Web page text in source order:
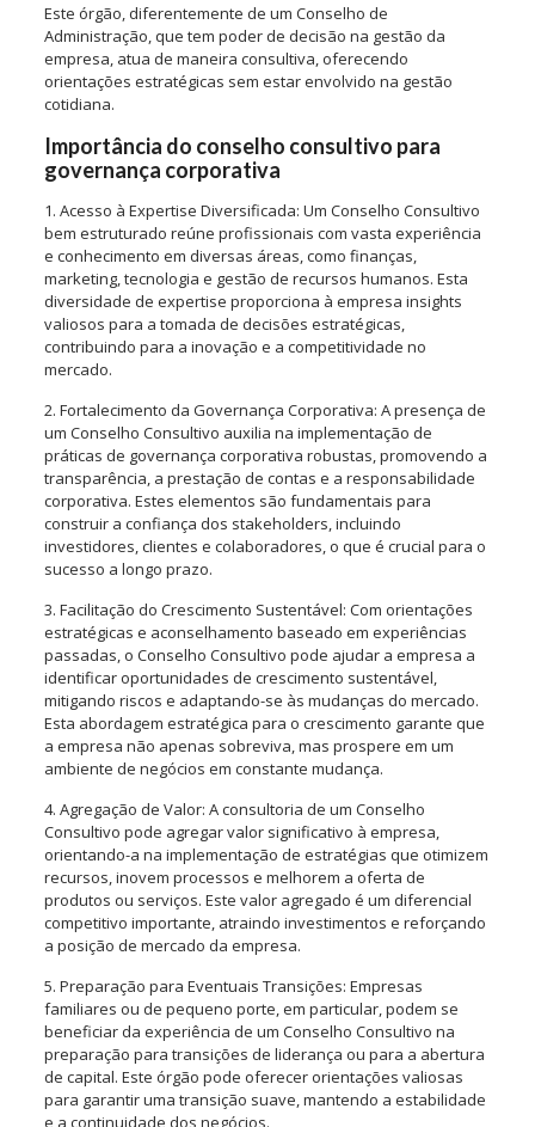
Este órgão, diferentemente de um Conselho de
Administração, que tem poder de decisão na gestão da
empresa, atua de maneira consultiva, oferecendo
orientações estratégicas sem estar envolvido na gestão
cotidiana.
Importância do conselho consultivo para
governança corporativa
1. Acesso à Expertise Diversificada: Um Conselho Consultivo
bem estruturado reúne profissionais com vasta experiência
e conhecimento em diversas áreas, como finanças,
marketing, tecnologia e gestão de recursos humanos. Esta
diversidade de expertise proporciona à empresa insights
valiosos para a tomada de decisões estratégicas,
contribuindo para a inovação e a competitividade no
mercado.
2. Fortalecimento da Governança Corporativa: A presença de
um Conselho Consultivo auxilia na implementação de
práticas de governança corporativa robustas, promovendo a
transparência, a prestação de contas e a responsabilidade
corporativa. Estes elementos são fundamentais para
construir a confiança dos stakeholders, incluindo
investidores, clientes e colaboradores, o que é crucial para o
sucesso a longo prazo.
3. Facilitação do Crescimento Sustentável: Com orientações
estratégicas e aconselhamento baseado em experiências
passadas, o Conselho Consultivo pode ajudar a empresa a
identificar oportunidades de crescimento sustentável,
mitigando riscos e adaptando-se às mudanças do mercado.
Esta abordagem estratégica para o crescimento garante que
a empresa não apenas sobreviva, mas prospere em um
ambiente de negócios em constante mudança.
4. Agregação de Valor: A consultoria de um Conselho
Consultivo pode agregar valor significativo à empresa,
orientando-a na implementação de estratégias que otimizem
recursos, inovem processos e melhorem a oferta de
produtos ou serviços. Este valor agregado é um diferencial
competitivo importante, atraindo investimentos e reforçando
a posição de mercado da empresa.
5. Preparação para Eventuais Transições: Empresas
familiares ou de pequeno porte, em particular, podem se
beneficiar da experiência de um Conselho Consultivo na
preparação para transições de liderança ou para a abertura
de capital. Este órgão pode oferecer orientações valiosas
para garantir uma transição suave, mantendo a estabilidade
e a continuidade dos negócios.